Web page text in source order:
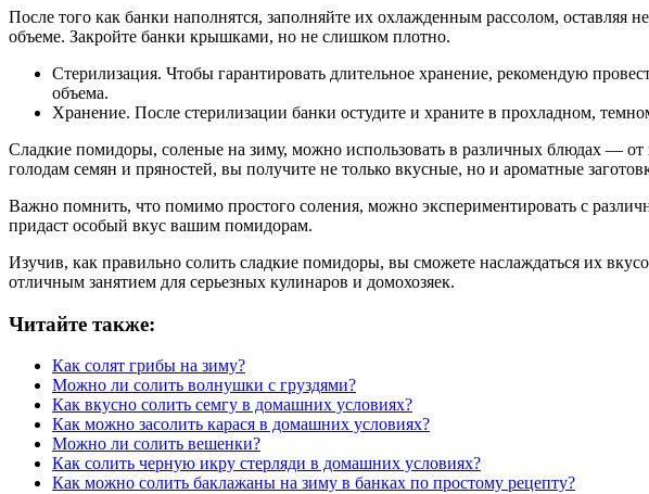
После того как банки наполнятся, заполняйте их охлажденным рассолом, оставляя
объеме. Закройте банки крышками, но не слишком плотно.
Стерилизация. Чтобы гарантировать длительное хранение, рекомендую
объема.
Хранение. После стерилизации банки остудите и храните в прохладном,
Сладкие помидоры, соленые на зиму, можно использовать в различных блюдах —
голодам семян и пряностей, вы получите не только вкусные, но и ароматные
Важно помнить, что помимо простого соления, можно экспериментировать с
придаст особый вкус вашим помидорам.
Изучив, как правильно солить сладкие помидоры, вы сможете наслаждаться их
отличным занятием для серьезных кулинаров и домохозяек.
Читайте также:
Как солят грибы на зиму?
Можно ли солить волнушки с груздями?
Как вкусно солить семгу в домашних условиях?
Как можно засолить карася в домашних условиях?
Можно ли солить вешенки?
Как солить черную икру стерляди в домашних условиях?
Как можно солить баклажаны на зиму в банках по простому рецепту?